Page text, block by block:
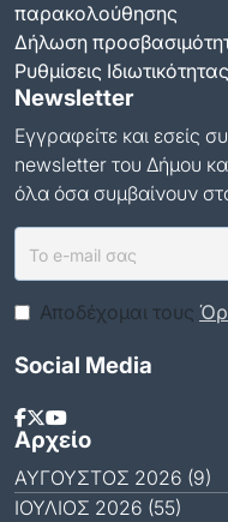
παρακολούθησης
Δήλωση
Ρυθμίσεις Ιδιωτικότητας
Newsletter
Εγγραφείτε και εσείς
newsletter του Δήμου
όλα όσα συμβαίνουν
Αποδέχομαι τους
Social Media
Αρχείο
ΑΎΓΟΥΣΤΟΣ 2026 (9)
ΙΟΎΛΙΟΣ 2026 (55)